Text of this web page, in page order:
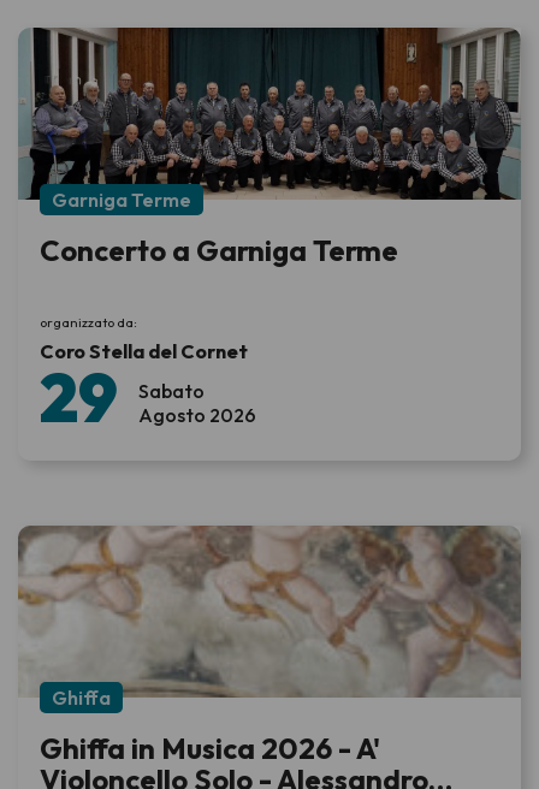
Sabato
29 Agosto 2026
Garniga Terme
Concerto a Garniga Terme
organizzato da:
Coro Stella del Cornet
Ghiffa
Ghiffa in Musica 2026 - A'
Violoncello Solo - Alessandro